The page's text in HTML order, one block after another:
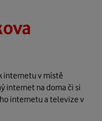
internetu v místě
internet na doma či si
internetu a televize v